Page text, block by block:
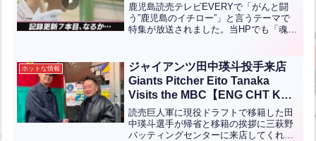
鹿児島読売テレビEVERYで「がんと闘
う”鹿児島のイチロー”」と言うテーマで
特集が放送されました。当HPでも「魂の
２歳、満山イチローさんは現在前立腺が
んとヘルニアと帯状...全文はクリック
ホットな情報
ジャイアンツ田中瑛斗投手来店
Giants Pitcher Eito Tanaka
Visits the MBC【ENG CHT KOR
JPN】
読売巨人軍に現役ドラフトで移籍した田
中瑛斗選手が帰省と移籍の挨拶に三萩野
バッティングセンターに来店してくれま